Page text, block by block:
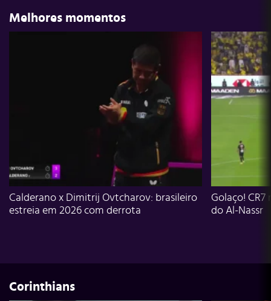
Melhores momentos
Calderano x Dimitrij Ovtcharov: brasileiro
estreia em 2026 com derrota
Golaço!
do Al-Nassr
Corinthians